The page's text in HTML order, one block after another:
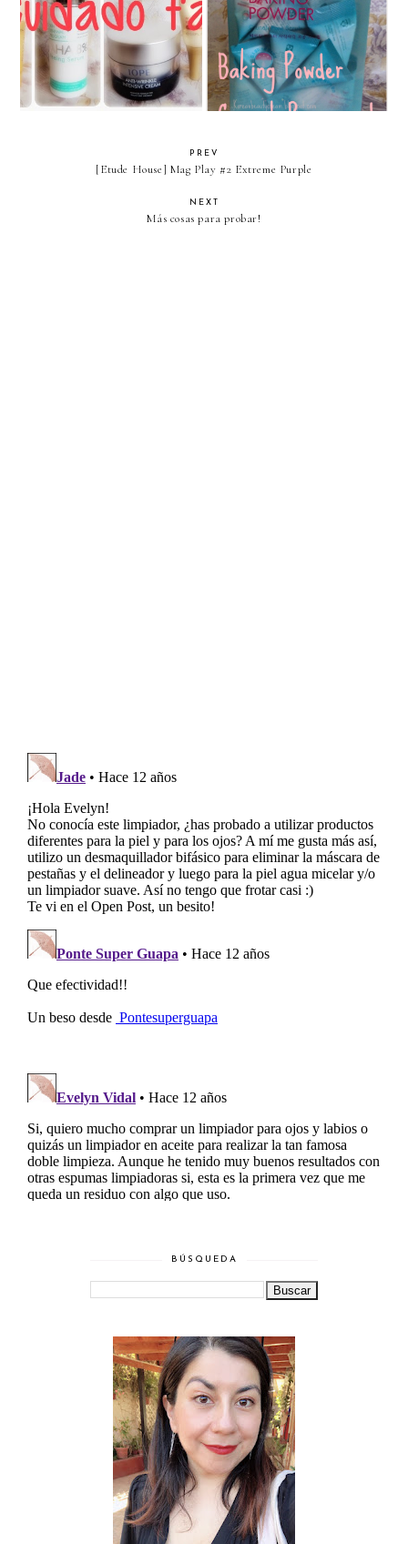
[Skincare] Rutina actual de
cuidado facial
[Etude House] Baking powder
Crunch Pore scrub Review
PREV
[Etude House] Mag Play #2 Extreme Purple
NEXT
Más cosas para probar!
BÚSQUEDA